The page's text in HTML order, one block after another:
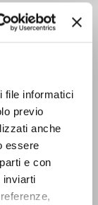
file informatici
previo
anche
essere
e con
inviarti